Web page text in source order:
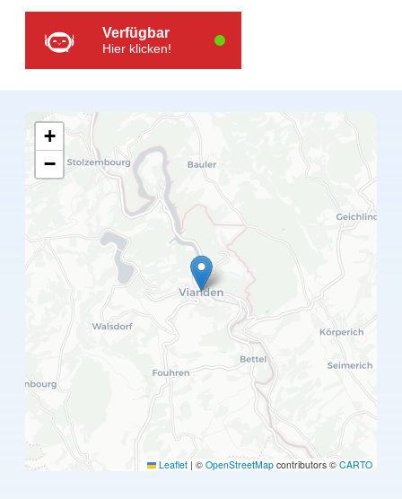
Verfügbar
Hier klicken!
+
−
Leaflet | © OpenStreetMap contributors © CARTO